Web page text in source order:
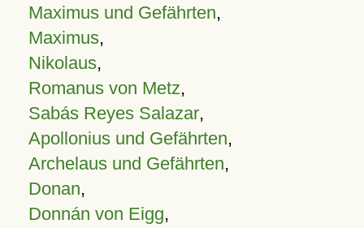
Maximus und Gefährten,
Maximus,
Nikolaus,
Romanus von Metz,
Sabás Reyes Salazar,
Apollonius und Gefährten,
Archelaus und Gefährten,
Donan,
Donnán von Eigg,